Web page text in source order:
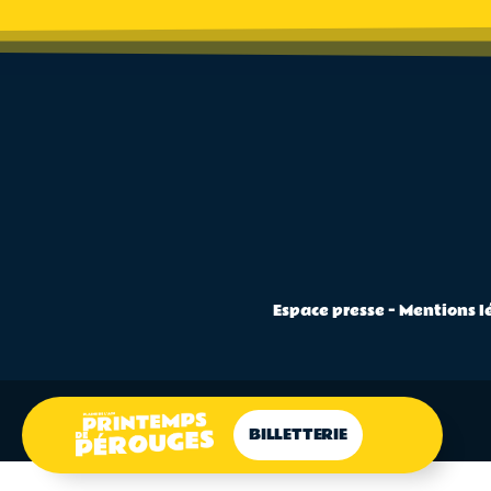
BILLETTERIE
Espace presse– Mentions